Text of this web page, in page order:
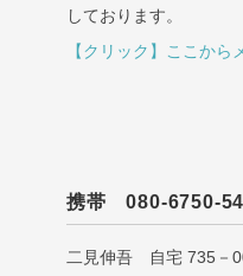
しております。
【クリック】ここか
携帯 080-6750-
二見伸吾 自宅 735－